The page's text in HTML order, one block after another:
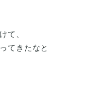
て、
てきたなと